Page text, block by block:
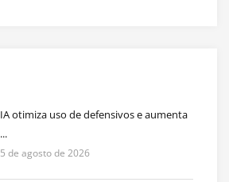
IA otimiza uso de defensivos e aumenta
...
5 de agosto de 2026